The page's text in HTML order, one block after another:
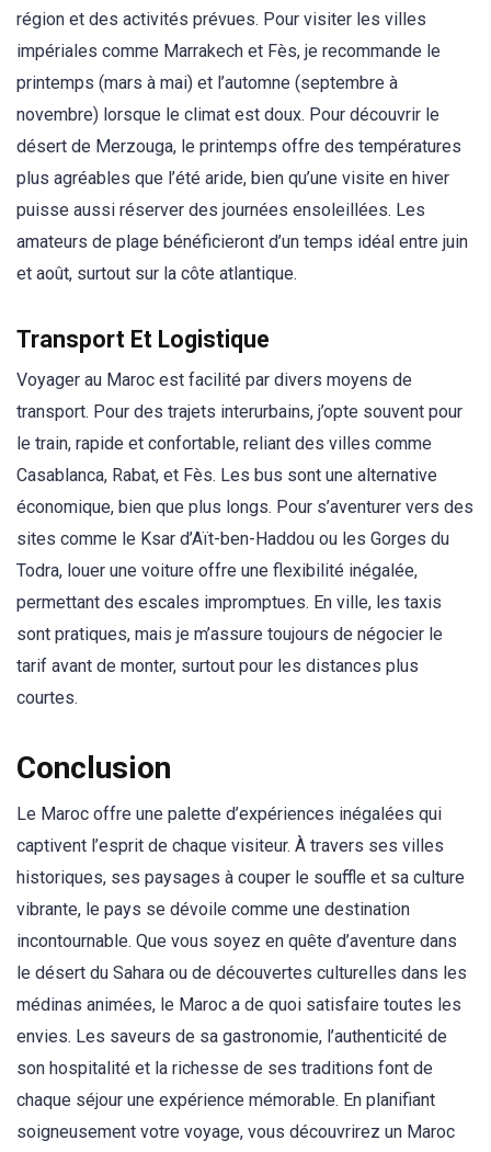
région et des activités prévues. Pour visiter les villes
impériales comme Marrakech et Fès, je recommande le
printemps (mars à mai) et l’automne (septembre à
novembre) lorsque le climat est doux. Pour découvrir le
désert de Merzouga, le printemps offre des températures
plus agréables que l’été aride, bien qu’une visite en hiver
puisse aussi réserver des journées ensoleillées. Les
amateurs de plage bénéficieront d’un temps idéal entre juin
et août, surtout sur la côte atlantique.
Transport Et Logistique
Voyager au Maroc est facilité par divers moyens de
transport. Pour des trajets interurbains, j’opte souvent pour
le train, rapide et confortable, reliant des villes comme
Casablanca, Rabat, et Fès. Les bus sont une alternative
économique, bien que plus longs. Pour s’aventurer vers des
sites comme le Ksar d’Aït-ben-Haddou ou les Gorges du
Todra, louer une voiture offre une flexibilité inégalée,
permettant des escales impromptues. En ville, les taxis
sont pratiques, mais je m’assure toujours de négocier le
tarif avant de monter, surtout pour les distances plus
courtes.
Conclusion
Le Maroc offre une palette d’expériences inégalées qui
captivent l’esprit de chaque visiteur. À travers ses villes
historiques, ses paysages à couper le souffle et sa culture
vibrante, le pays se dévoile comme une destination
incontournable. Que vous soyez en quête d’aventure dans
le désert du Sahara ou de découvertes culturelles dans les
médinas animées, le Maroc a de quoi satisfaire toutes les
envies. Les saveurs de sa gastronomie, l’authenticité de
son hospitalité et la richesse de ses traditions font de
chaque séjour une expérience mémorable. En planifiant
soigneusement votre voyage, vous découvrirez un Maroc